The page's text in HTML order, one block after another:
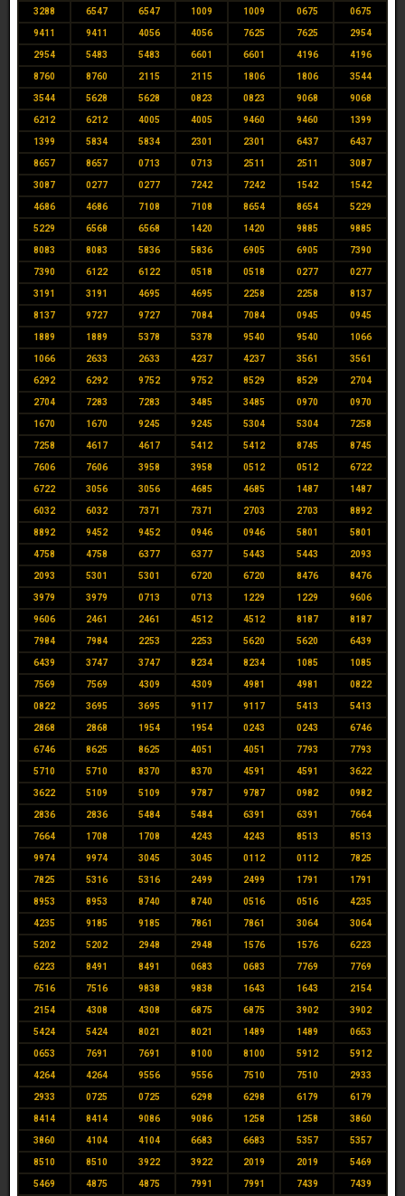
3288 6547 6547 1009 1009 0675 0675
9411 9411 4056 4056 7625 7625 2954
2954 5483 5483 6601 6601 4196 4196
8760 8760 2115 2115 1806 1806 3544
3544 5628 5628 0823 0823 9068 9068
6212 6212 4005 4005 9460 9460 1399
1399 5834 5834 2301 2301 6437 6437
8657 8657 0713 0713 2511 2511 3087
3087 0277 0277 7242 7242 1542 1542
4686 4686 7108 7108 8654 8654 5229
5229 6568 6568 1420 1420 9885 9885
8083 8083 5836 5836 6905 6905 7390
7390 6122 6122 0518 0518 0277 0277
3191 3191 4695 4695 2258 2258 8137
8137 9727 9727 7084 7084 0945 0945
1889 1889 5378 5378 9540 9540 1066
1066 2633 2633 4237 4237 3561 3561
6292 6292 9752 9752 8529 8529 2704
2704 7283 7283 3485 3485 0970 0970
1670 1670 9245 9245 5304 5304 7258
7258 4617 4617 5412 5412 8745 8745
7606 7606 3958 3958 0512 0512 6722
6722 3056 3056 4685 4685 1487 1487
6032 6032 7371 7371 2703 2703 8892
8892 9452 9452 0946 0946 5801 5801
4758 4758 6377 6377 5443 5443 2093
2093 5301 5301 6720 6720 8476 8476
3979 3979 0713 0713 1229 1229 9606
9606 2461 2461 4512 4512 8187 8187
7984 7984 2253 2253 5620 5620 6439
6439 3747 3747 8234 8234 1085 1085
7569 7569 4309 4309 4981 4981 0822
0822 3695 3695 9117 9117 5413 5413
2868 2868 1954 1954 0243 0243 6746
6746 8625 8625 4051 4051 7793 7793
5710 5710 8370 8370 4591 4591 3622
3622 5109 5109 9787 9787 0982 0982
2836 2836 5484 5484 6391 6391 7664
7664 1708 1708 4243 4243 8513 8513
9974 9974 3045 3045 0112 0112 7825
7825 5316 5316 2499 2499 1791 1791
8953 8953 8740 8740 0516 0516 4235
4235 9185 9185 7861 7861 3064 3064
5202 5202 2948 2948 1576 1576 6223
6223 8491 8491 0683 0683 7769 7769
7516 7516 9838 9838 1643 1643 2154
2154 4308 4308 6875 6875 3902 3902
5424 5424 8021 8021 1489 1489 0653
0653 7691 7691 8100 8100 5912 5912
4264 4264 9556 9556 7510 7510 2933
2933 0725 0725 6298 6298 6179 6179
8414 8414 9086 9086 1258 1258 3860
3860 4104 4104 6683 6683 5357 5357
8510 8510 3922 3922 2019 2019 5469
5469 4875 4875 7991 7991 7439 7439